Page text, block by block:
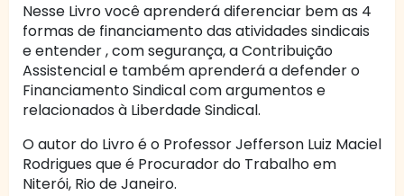
Nesse Livro você aprenderá diferenciar bem as 4
formas de financiamento das atividades sindicais
e entender , com segurança, a Contribuição
Assistencial e também aprenderá a defender o
Financiamento Sindical com argumentos e
relacionados à Liberdade Sindical.
O autor do Livro é o Professor Jefferson Luiz Maciel
Rodrigues que é Procurador do Trabalho em
Niterói, Rio de Janeiro.